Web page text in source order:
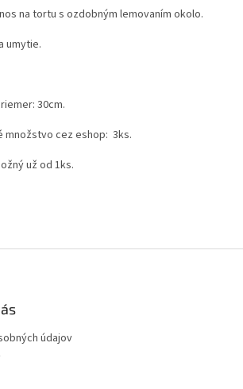
na tortu s ozdobným lemovaním okolo.
umytie.
30cm.
množstvo cez eshop: 3ks.
už od 1ks.
údajov